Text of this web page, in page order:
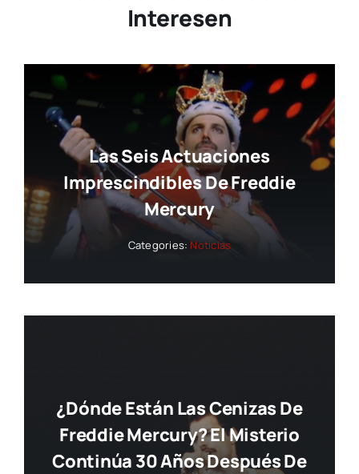
Interesen
Las Seis Actuaciones
Imprescindibles De Freddie
Mercury
Categories: Noticias
¿Dónde Están Las Cenizas De
Freddie Mercury? El Misterio
Continúa 30 Años Después De